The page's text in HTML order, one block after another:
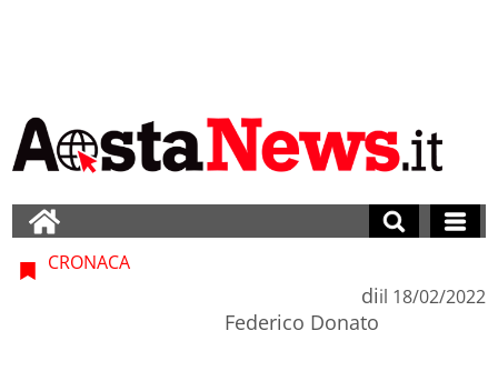
CRONACA
di
Federico Donato
il 18/02/2022